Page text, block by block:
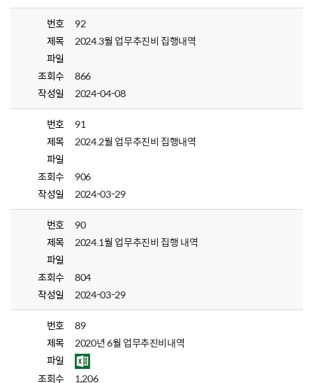
번호
92
제목
2024.3월 업무추진비 집행내역
파일
조회수
866
작성일
2024-04-08
번호
91
제목
2024.2월 업무추진비 집행내역
파일
조회수
906
작성일
2024-03-29
번호
90
제목
2024.1월 업무추진비 집행 내역
파일
조회수
804
작성일
2024-03-29
번호
89
제목
2020년 6월 업무추진비내역
파일
조회수
1,206